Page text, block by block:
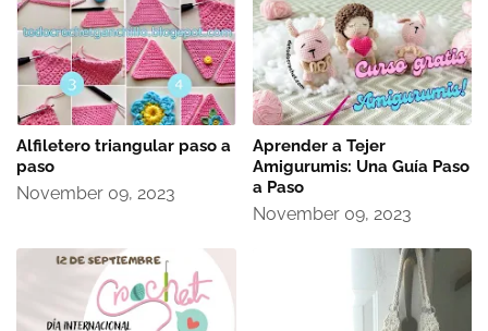
Alfiletero triangular paso a
paso
November 09, 2023
Aprender a Tejer
Amigurumis: Una Guía Paso
a Paso
November 09, 2023